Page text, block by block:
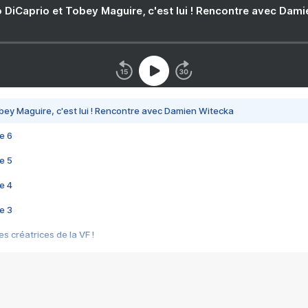
DiCaprio et Tobey Maguire, c'est lui ! Rencontre avec
Maguire, c'est lui ! Rencontre avec Damien Witecka
6
5
4
3
créatrices de la VF !